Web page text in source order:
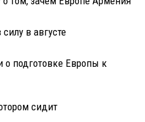
в августе
подготовке Европы к
сидит